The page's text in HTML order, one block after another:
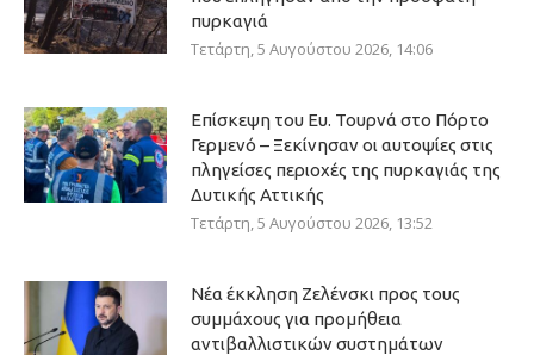
πυρκαγιά
Τετάρτη, 5 Αυγούστου 2026, 14:06
Επίσκεψη του Ευ. Τουρνά στο Πόρτο
Γερμενό – Ξεκίνησαν οι αυτοψίες στις
πληγείσες περιοχές της πυρκαγιάς της
Δυτικής Αττικής
Τετάρτη, 5 Αυγούστου 2026, 13:52
Νέα έκκληση Ζελένσκι προς τους
συμμάχους για προμήθεια
αντιβαλλιστικών συστημάτων